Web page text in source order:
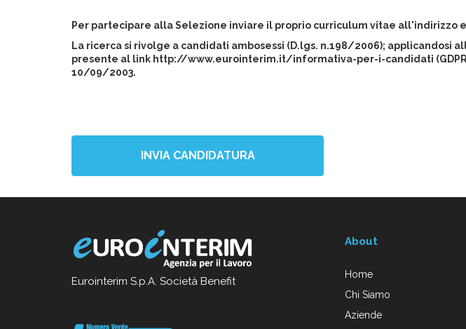
Per partecipare alla Selezione inviare il proprio curriculum vitae all'indirizzo
La ricerca si rivolge a candidati ambosessi (D.lgs. n.198/2006);
presente al link http://www.eurointerim.it/informativa-per-i-candidati (GDPR
10/09/2003.
INVIA CANDIDATURA
Eurointerim S.p.A. Società Benefit
About
Home
Chi Siamo
Aziende